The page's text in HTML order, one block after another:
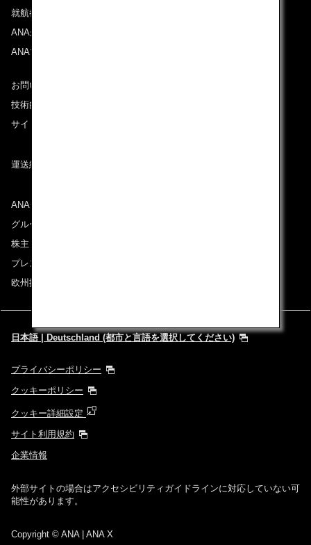
就航都市
ANAがお約束する体験
ANAマイレージクラブ
お問い合わせ
技術的なお問い合わせ（推奨環境）
サイトマップ
運送約款
ANAグループについて
グループ企業一覧
株主・投資家情報
プレスリリース
欧州採用情報
日本語 | Deutschland (都市と言語を選択してください)
プライバシーポリシー
クッキーポリシー
クッキー詳細設定
サイト利用規約
企業情報
外部サイトの場合はアクセシビリティガイドラインに対応していない可
能性があります。
Copyright © ANA | ANA X